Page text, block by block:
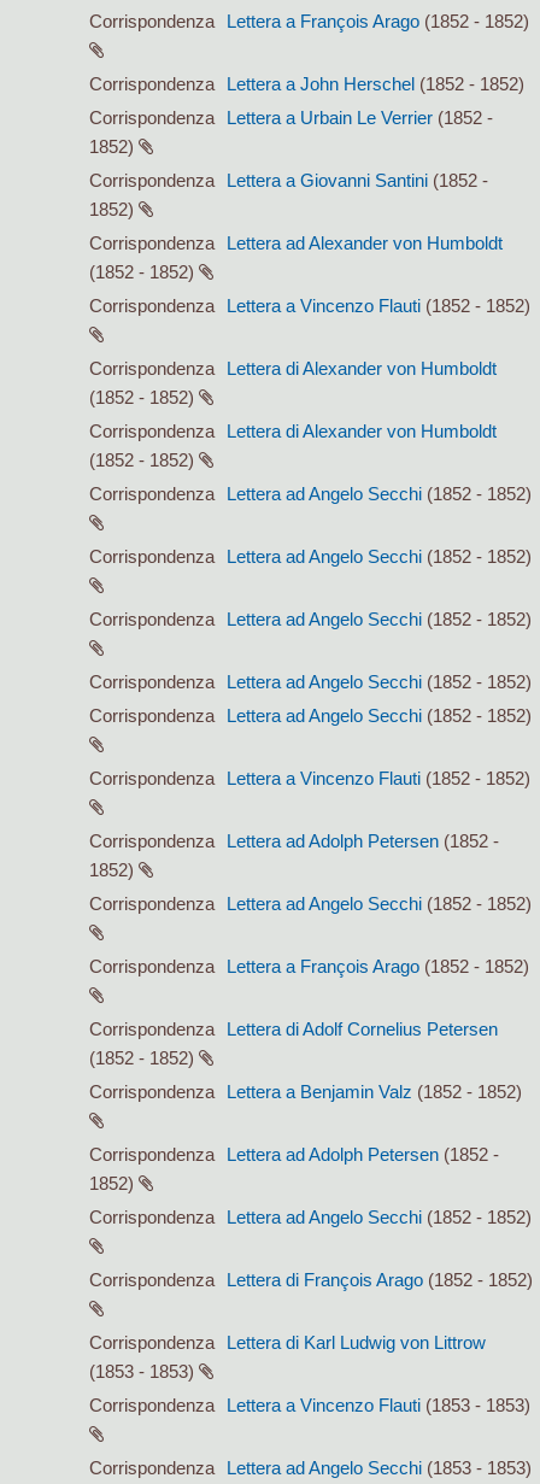
Corrispondenza Lettera a François Arago (1852 - 1852)
Corrispondenza Lettera a John Herschel (1852 - 1852)
Corrispondenza
Lettera a Urbain Le Verrier (1852 -
1852)
Corrispondenza
Lettera a Giovanni Santini (1852 -
1852)
Corrispondenza
Lettera ad Alexander von Humboldt
(1852 - 1852)
Corrispondenza
Lettera a Vincenzo Flauti (1852 - 1852)
Corrispondenza
Lettera di Alexander von Humboldt
(1852 - 1852)
Corrispondenza
Lettera di Alexander von Humboldt
(1852 - 1852)
Corrispondenza
Lettera ad Angelo Secchi (1852 - 1852)
Corrispondenza Lettera ad Angelo Secchi (1852 - 1852)
Corrispondenza Lettera ad Angelo Secchi (1852 - 1852)
Corrispondenza Lettera ad Angelo Secchi (1852 - 1852)
Corrispondenza
Lettera ad Angelo Secchi (1852 - 1852)
Corrispondenza Lettera a Vincenzo Flauti (1852 - 1852)
Corrispondenza Lettera ad Adolph Petersen (1852 -
1852)
Corrispondenza
Lettera ad Angelo Secchi (1852 - 1852)
Corrispondenza Lettera a François Arago (1852 - 1852)
Corrispondenza
Lettera di Adolf Cornelius Petersen
(1852 - 1852)
Corrispondenza
Lettera a Benjamin Valz (1852 - 1852)
Corrispondenza Lettera ad Adolph Petersen (1852 -
1852)
Corrispondenza
Lettera ad Angelo Secchi (1852 - 1852)
Corrispondenza Lettera di François Arago (1852 - 1852)
Corrispondenza
Lettera di Karl Ludwig von Littrow
(1853 - 1853)
Corrispondenza
Lettera a Vincenzo Flauti (1853 - 1853)
Corrispondenza Lettera ad Angelo Secchi (1853 - 1853)